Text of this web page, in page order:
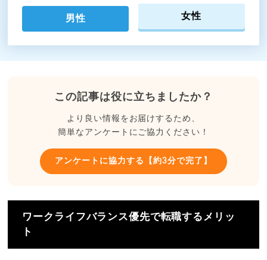
男性 女性
この記事は役に立ちましたか？
より良い情報をお届けするため、
簡単なアンケートにご協力ください！
アンケートに協力する【約3分で完了】
ワークライフバランス優先で転職するメリッ
ト